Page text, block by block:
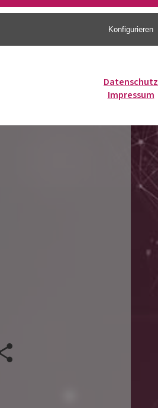
Konfigurieren
Datenschutz
Impressum